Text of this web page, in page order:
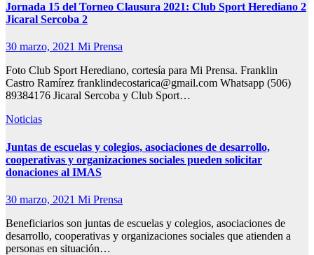
Jornada 15 del Torneo Clausura 2021: Club Sport Herediano 2
Jicaral Sercoba 2
30 marzo, 2021 Mi Prensa
Foto Club Sport Herediano, cortesía para Mi Prensa. Franklin
Castro Ramírez franklindecostarica@gmail.com Whatsapp (506)
89384176 Jicaral Sercoba y Club Sport…
Noticias
Juntas de escuelas y colegios, asociaciones de desarrollo,
cooperativas y organizaciones sociales pueden solicitar
donaciones al IMAS
30 marzo, 2021 Mi Prensa
Beneficiarios son juntas de escuelas y colegios, asociaciones de
desarrollo, cooperativas y organizaciones sociales que atienden a
personas en situación…